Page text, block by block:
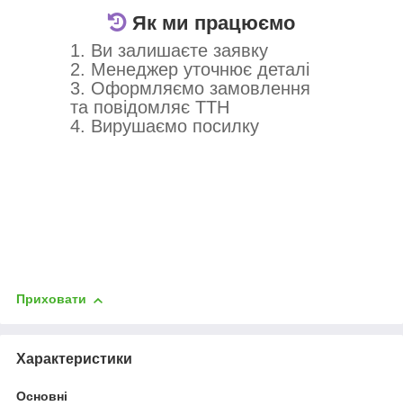
Як ми працюємо
1. Ви залишаєте заявку
2. Менеджер уточнює деталі
3. Оформляємо замовлення
та повідомляє ТТН
4. Вирушаємо посилку
Приховати
Характеристики
Основні